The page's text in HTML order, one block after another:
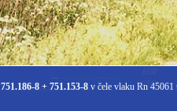
751.186-8 + 751.153-8 v čele vlaku Rn 45061